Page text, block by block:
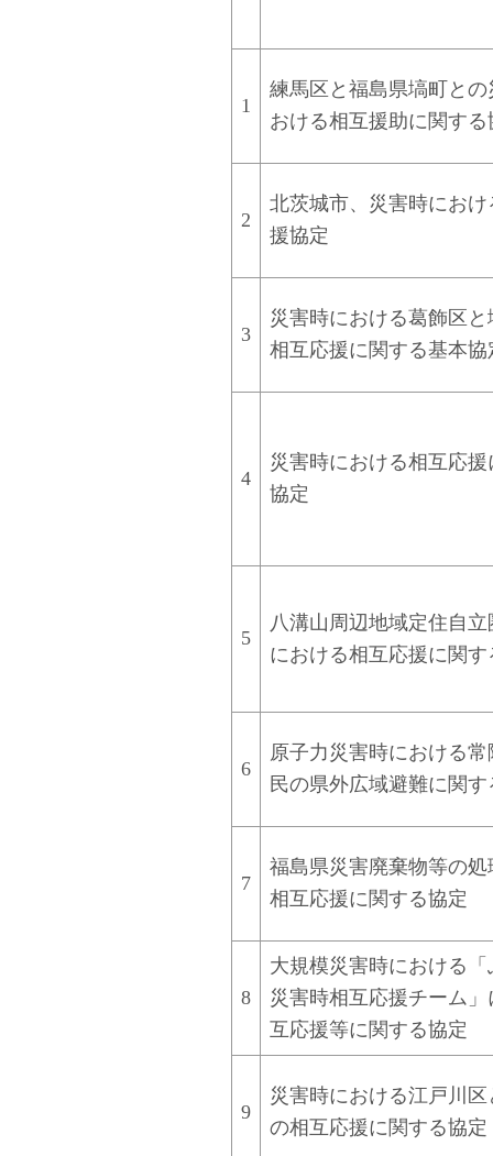
1
練馬区と福島県塙町との
おける相互援助に関する
2
北茨城市、災害時におけ
援協定
3
災害時における葛飾区
相互応援に関する基本協
4
災害時における相互応
協定
5
八溝山周辺地域定住自
における相互応援に関す
6
原子力災害時における
民の県外広域避難に関す
7
福島県災害廃棄物等の処
相互応援に関する協定
8
大規模災害時における
災害時相互応援チーム
互応援等に関する協定
9
災害時における江戸川
の相互応援に関する協定